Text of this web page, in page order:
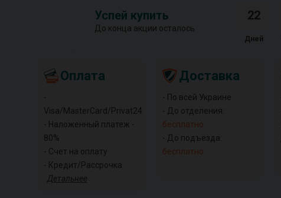
Успей купить
До конца акции осталось
22
Дней
Оплата
-
Visa/MasterCard/Privat24
- Наложенный платеж -
80%
- Счет на оплату
- Кредит/Рассрочка
Детальнее
Доставка
- По всей Украине
- До отделения:
бесплатно
- До подъезда:
бесплатно